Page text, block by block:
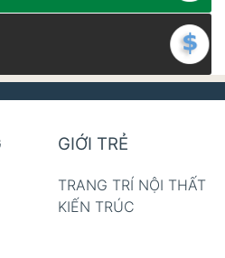
GIỚI TRẺ
TRANG TRÍ NỘI THẤT
KIẾN TRÚC